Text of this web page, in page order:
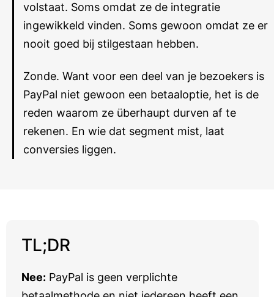
volstaat. Soms omdat ze de integratie
ingewikkeld vinden. Soms gewoon omdat ze er
nooit goed bij stilgestaan hebben.
Zonde. Want voor een deel van je bezoekers is
PayPal niet gewoon een betaaloptie, het is de
reden waarom ze überhaupt durven af te
rekenen. En wie dat segment mist, laat
conversies liggen.
TL;DR
Nee: PayPal is geen verplichte